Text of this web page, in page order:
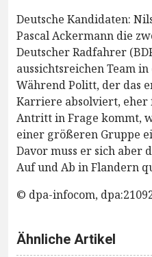
Deutsche Kandidaten:
Pascal Ackermann die
Deutscher Radfahrer
aussichtsreichen Team
Während Politt, der das
Karriere absolviert,
Antritt in Frage kommt,
einer größeren Gruppe
Davor muss er sich aber
Auf und Ab in Flandern
© dpa-infocom,
Ähnliche Artikel